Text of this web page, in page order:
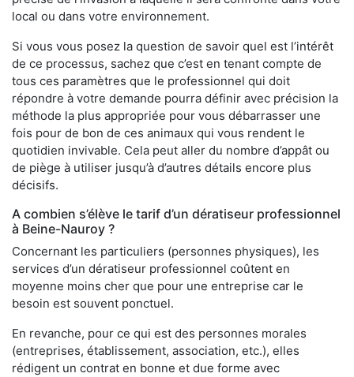
local ou dans votre environnement.
Si vous vous posez la question de savoir quel est l’intérêt
de ce processus, sachez que c’est en tenant compte de
tous ces paramètres que le professionnel qui doit
répondre à votre demande pourra définir avec précision la
méthode la plus appropriée pour vous débarrasser une
fois pour de bon de ces animaux qui vous rendent le
quotidien invivable. Cela peut aller du nombre d’appât ou
de piège à utiliser jusqu’à d’autres détails encore plus
décisifs.
A combien s’élève le tarif d’un dératiseur professionnel
à Beine-Nauroy ?
Concernant les particuliers (personnes physiques), les
services d’un dératiseur professionnel coûtent en
moyenne moins cher que pour une entreprise car le
besoin est souvent ponctuel.
En revanche, pour ce qui est des personnes morales
(entreprises, établissement, association, etc.), elles
rédigent un contrat en bonne et due forme avec